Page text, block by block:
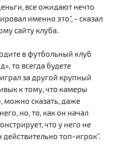
все ожидают нечто
именно это", - сказал
сайту клуба.
в футбольный клуб
то всегда будете
за другой крупный
к тому, что камеры
можно сказать, даже
но, то, как он начал
что у него не
топ-игрок".